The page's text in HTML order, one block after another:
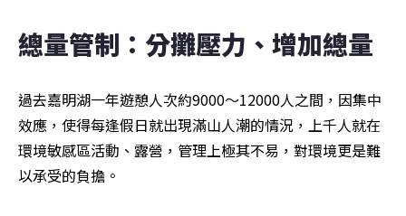
總量管制：分攤壓力、增加總量
過去嘉明湖一年遊憩人次約9000～12000人之間，因集中
效應，使得每逢假日就出現滿山人潮的情況，上千人就在
環境敏感區活動、露營，管理上極其不易，對環境更是難
以承受的負擔。